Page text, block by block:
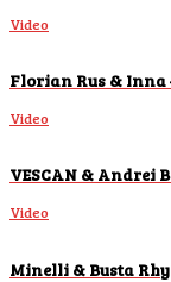
Video
Florian Rus & Inna
Video
VESCAN & Andrei
Video
Minelli & Busta